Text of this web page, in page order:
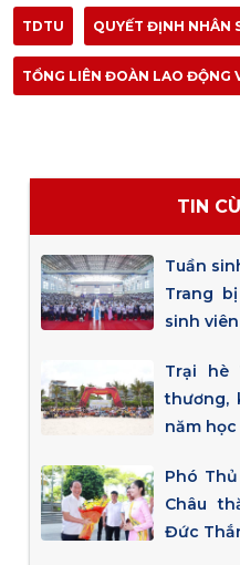
TDTU QUYẾT ĐỊNH NHÂN
TỔNG LIÊN ĐOÀN LAO ĐỘNG
TIN
Tuần
Trang
sinh
Trại hè
thương,
năm học
Phó
Châu
Đức